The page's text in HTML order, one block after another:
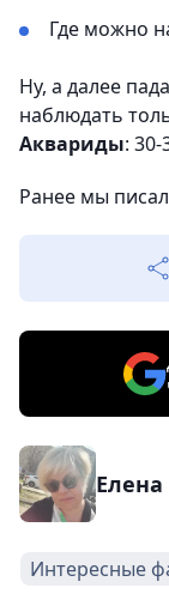
Где можно
Ну, а далее
наблюдать
Аквариды:
Ранее мы
Интересные